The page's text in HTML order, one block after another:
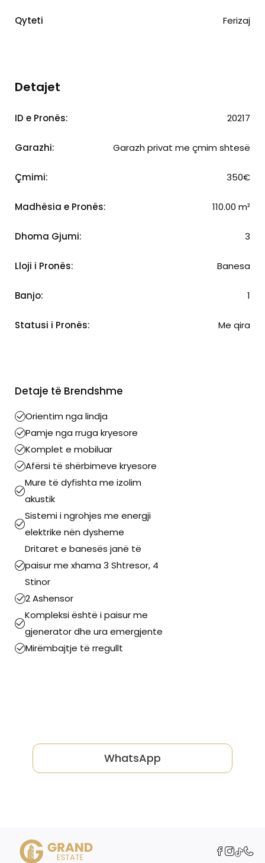
Qyteti Ferizaj
Detajet
ID e Pronës: 20217
Garazhi: Garazh privat me çmim shtesë
Çmimi: 350€
Madhësia e Pronës: 110.00 m²
Dhoma Gjumi: 3
Lloji i Pronës: Banesa
Banjo: 1
Statusi i Pronës: Me qira
Detaje të Brendshme
Orientim nga lindja
Pamje nga rruga kryesore
Komplet e mobiluar
Afërsi të shërbimeve kryesore
Mure të dyfishta me izolim
akustik
Sistemi i ngrohjes me energji
elektrike nën dysheme
Dritaret e banesës janë të
paisur me xhama 3 Shtresor, 4
Stinor
2 Ashensor
Kompleksi është i paisur me
gjenerator dhe ura emergjente
Mirëmbajtje të rregullt
WhatsApp